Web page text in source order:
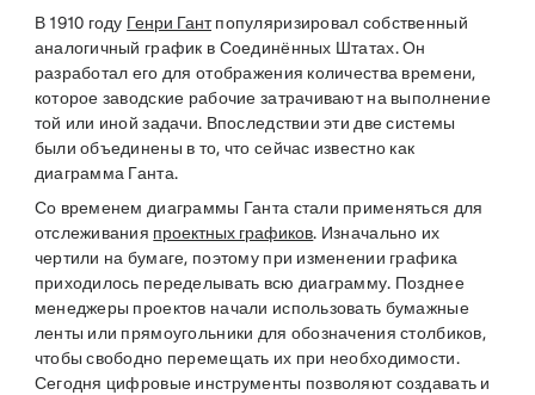
В 1910 году Генри Гантпопуляризировал собственный
аналогичный график в Соединённых Штатах. Он
разработал его для отображения количества времени,
которое заводские рабочие затрачивают на выполнение
той или иной задачи. Впоследствии эти две системы
были объединены в то, что сейчас известно как
диаграмма Ганта.
Со временем диаграммы Ганта стали применяться для
отслеживания проектных графиков. Изначально их
чертили на бумаге, поэтому при изменении графика
приходилось переделывать всю диаграмму. Позднее
менеджеры проектов начали использовать бумажные
ленты или прямоугольники для обозначения столбиков,
чтобы свободно перемещать их при необходимости.
Сегодня цифровые инструменты позволяют создавать и